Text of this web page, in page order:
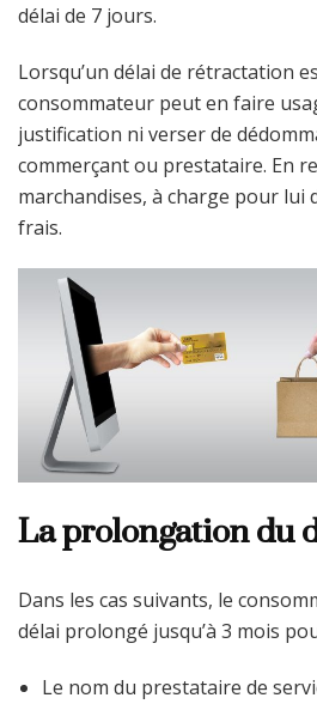
délai de 7 jours.
Lorsqu’un délai de rétractation
consommateur peut en faire
justification ni verser de
commerçant ou prestataire. En
marchandises, à charge pour lui
frais.
La prolongation du
Dans les cas suivants, le
délai prolongé jusqu’à 3 mois
Le nom du prestataire de